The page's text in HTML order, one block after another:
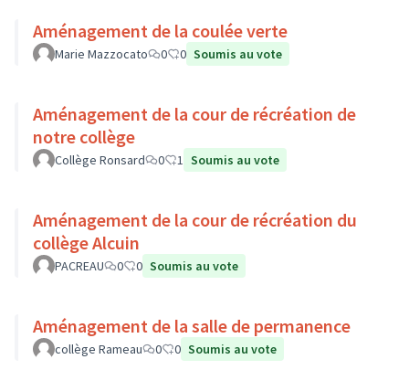
Aménagement de la coulée verte
Marie Mazzocato 0 0 Soumis au vote
Aménagement de la cour de récréation de
notre collège
Collège Ronsard 0 1 Soumis au vote
Aménagement de la cour de récréation du
collège Alcuin
PACREAU 0 0 Soumis au vote
Aménagement de la salle de permanence
collège Rameau 0 0 Soumis au vote